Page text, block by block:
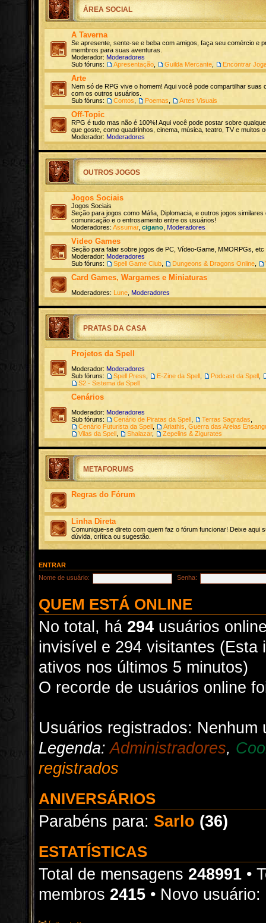
ÁREA SOCIAL
A Taverna
Se apresente, sente-se e beba com amigos, faça seu comércio e
membros para suas aventuras.
Moderador: Moderadores
Sub fóruns:
Apresentação Guilda Mercante Encontrar
Arte
Nem só de RPG vive o homem! Aqui você pode compartilhar suas
com os outros usuários.
Sub fóruns:
Contos Poemas Artes Visuais
Off-Topic
RPG é tudo mas não é 100%! Aqui você pode postar sobre
que goste, como quadrinhos, cinema, música, teatro, TV e muitos
Moderador: Moderadores
OUTROS JOGOS
Jogos Sociais
Jogos Sociais
Seção para jogos como Máfia, Diplomacia, e outros jogos similares
comunicação e o entrosamento entre os usuários!
Moderadores: Assumar, cigano Moderadores
Video Games
Seção para falar sobre jogos de PC, Vídeo-Game, MMORPGs, etc
Moderador: Moderadores
Sub fóruns:
Spell Game Club Dungeons & Dragons Online
Card Games, Wargames e Miniaturas
Moderadores: Lune Moderadores
PRATAS DA CASA
Projetos da Spell
Moderador: Moderadores
Sub fóruns:
Spell Press E-Zine da Spell Podcast da Spell
S2 - Sistema da Spell
Cenários
Moderador: Moderadores
Sub fóruns:
Cenário de Piratas da Spell Terras Sagradas
Cenário Futurista da Spell
Ariathis, Guerra das Areias
Vilas da Spell
Shalazar, Zepelins & Zigurates
METAFORUMS
Regras do Fórum
Linha Direta
Comunique-se direto com quem faz o fórum funcionar! Deixe aqui
dúvida, crítica ou sugestão.
ENTRAR
Nome de usuário:
Senha:
QUEM ESTÁ ONLINE
No total, há 294 usuários
invisível e 294 visitantes (Esta
ativos nos últimos 5 minutos)
O recorde de usuários online
Usuários registrados: Nenhum
Legenda:Administradores,
registrados
ANIVERSÁRIOS
Parabéns para: Sarlo (36)
ESTATÍSTICAS
Total de mensagens 248991 •
membros 2415 • Novo usuário: